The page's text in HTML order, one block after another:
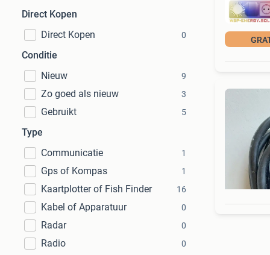
Direct Kopen
Direct Kopen
0
Conditie
Nieuw
9
Zo goed als nieuw 3
Gebruikt 5
Type
Communicatie
1
Gps of Kompas 1
Kaartplotter of Fish Finder 16
Kabel of Apparatuur 0
Radar 0
Radio 0